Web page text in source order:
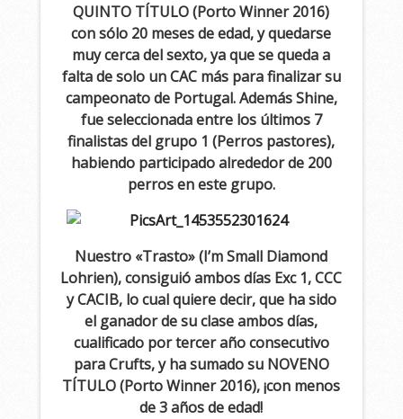
QUINTO TÍTULO (Porto Winner 2016)
con sólo 20 meses de edad, y quedarse
muy cerca del sexto, ya que se queda a
falta de solo un CAC más para finalizar su
campeonato de Portugal. Además Shine,
fue seleccionada entre los últimos 7
finalistas del grupo 1 (Perros pastores),
habiendo participado alrededor de 200
perros en este grupo.
Nuestro «Trasto» (I’m Small Diamond
Lohrien), consiguió ambos días Exc 1, CCC
y CACIB, lo cual quiere decir, que ha sido
el ganador de su clase ambos días,
cualificado por tercer año consecutivo
para Crufts, y ha sumado su NOVENO
TÍTULO (Porto Winner 2016), ¡con menos
de 3 años de edad!